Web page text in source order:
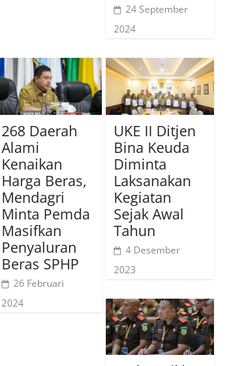
24 September
2024
268 Daerah
Alami
Kenaikan
Harga Beras,
Mendagri
Minta Pemda
Masifkan
Penyaluran
Beras SPHP
26 Februari
2024
UKE II Ditjen
Bina Keuda
Diminta
Laksanakan
Kegiatan
Sejak Awal
Tahun
4 Desember
2023